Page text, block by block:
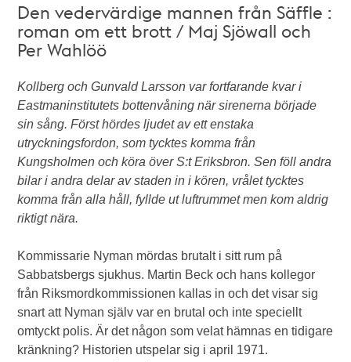
Den vedervärdige mannen från Säffle :
roman om ett brott / Maj Sjöwall och
Per Wahlöö
Kollberg och Gunvald Larsson var fortfarande kvar i
Eastmaninstitutets bottenvåning när sirenerna började
sin sång. Först hördes ljudet av ett enstaka
utryckningsfordon, som tycktes komma från
Kungsholmen och köra över S:t Eriksbron. Sen föll andra
bilar i andra delar av staden in i kören, vrålet tycktes
komma från alla håll, fyllde ut luftrummet men kom aldrig
riktigt nära.
Kommissarie Nyman mördas brutalt i sitt rum på
Sabbatsbergs sjukhus. Martin Beck och hans kollegor
från Riksmordkommissionen kallas in och det visar sig
snart att Nyman själv var en brutal och inte speciellt
omtyckt polis. Är det någon som velat hämnas en tidigare
kränkning? Historien utspelar sig i april 1971.